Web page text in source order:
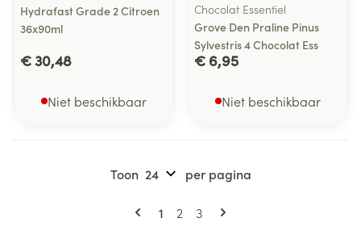
Hydrafast Grade 2 Citroen
36x90ml
€ 30,48
Niet beschikbaar
Chocolat Essentiel
Grove Den Praline Pinus
Sylvestris 4 Chocolat Ess
€ 6,95
Niet beschikbaar
Pagina's
U lees momenteel pagina
1 Pagina
2 Pagina
3
Toon per pagina